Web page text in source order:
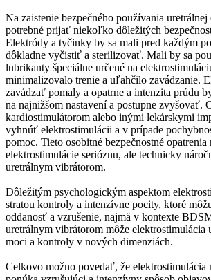
Na zaistenie bezpečného používania
potrebné prijať niekoľko dôležitých
Elektródy a tyčinky by sa mali pred každým
dôkladne vyčistiť a sterilizovať. Mali by sa
lubrikanty špeciálne určené na
minimalizovalo trenie a uľahčilo zavádzanie.
zavádzať pomaly a opatrne a intenzita prúdu
na najnižšom nastavení a postupne zvyšovať.
kardiostimulátorom alebo inými lekárskymi
vyhnúť elektrostimulácii a v prípade
pomoc. Tieto osobitné bezpečnostné opatrenia
elektrostimulácie serióznu, ale technicky
uretrálnym vibrátorom.
Dôležitým psychologickým aspektom
stratou kontroly a intenzívne pocity, ktoré
oddanosť a vzrušenie, najmä v kontexte
uretrálnym vibrátorom môže
moci a kontroly v nových dimenziách.
Celkovo možno povedať, že elektrostimulácia